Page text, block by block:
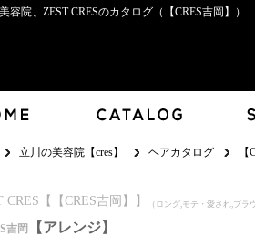
容院、ZEST CRESのカタログ（【CRES吉岡】）
立川の美容院【cres】 ヘアカタログ
CRES【【CRES吉岡】】 （ロング,モテ・愛され,ブラ
吉岡 【アレンジ】